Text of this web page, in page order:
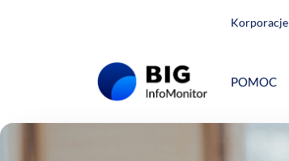
Korporacje
POMOC